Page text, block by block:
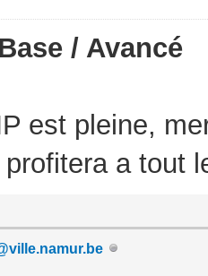
/ Avancé
est pleine,
a tout